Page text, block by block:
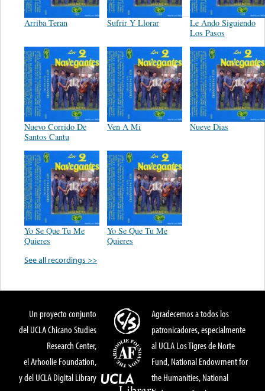
Arriba Teran Sufrir Y Llorar
Le Ando Siguiendo
Los Pasos
Nuevo Corrido De
Santos Cantu
Ven A Mi Nueve Dias
Yo Se Que Tu Me
Quieres
Yo Se Que Tu Me
Quieres
See all recordings >>
Un proyecto conjunto
del UCLA Chicano Studies
Research Center,
el Arhoolie Foundation,
y del UCLA Digital Library
Agradecemos a todos los
patronicadores, especialmente
al UCLA Los Tigres de Norte
Fund, National Endowment for
the Humanities, National